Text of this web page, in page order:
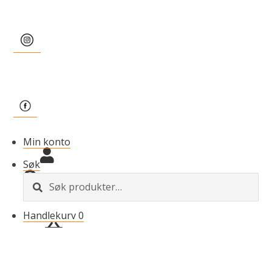
Min konto
Søk
k
Handlekurv0